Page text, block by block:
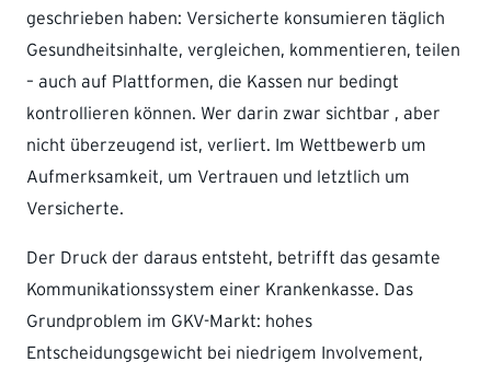
geschrieben haben: Versicherte konsumieren täglich
Gesundheitsinhalte, vergleichen, kommentieren, teilen
– auch auf Plattformen, die Kassen nur bedingt
kontrollieren können. Wer darin zwar sichtbar , aber
nicht überzeugend ist, verliert. Im Wettbewerb um
Aufmerksamkeit, um Vertrauen und letztlich um
Versicherte.
Der Druck der daraus entsteht, betrifft das gesamte
Kommunikationssystem einer Krankenkasse. Das
Grundproblem im GKV-Markt: hohes
Entscheidungsgewicht bei niedrigem Involvement,